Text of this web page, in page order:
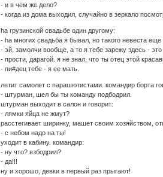
- и в чем же дело?
- когда из дома выходил, случайно в зеркало
hа грузинской свадьбе один другому:
- hа многих свадьба я бывал, но такого невеста
- эй, замолчи вообще, а то я тебе зарежу здесь - это
- прости, дарагой. я не знал, что ты отец этой
- пи#дец тебе - я ее мать.
летит самолет с парашютистами. командир борта
- штурман, шел бы ты команду подбодрил.
штурман выходит в салон и говорит:
- лямки яйца не жмут?
расстегивает ширинку, машет своим хозяйством,
- с небом надо на ты!
уходит в кабину. командир:
- ну что? взбодрил?
- да!!!
ну и хорошо, девки в первый раз прыгают!